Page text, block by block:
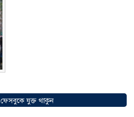
অগ্রযাত্রায় নতুন অধ্যায়, উদ্বোধন হলো ‘শিফা
মোহাম্মদিয়া ফিশারিজ’
০৫ আগস্ট ২০২৬
ফেসবুকে যুক্ত থাকুন